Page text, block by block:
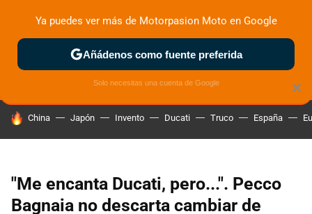
ZONA DE PRUEBAS DEPORTIVAS MOTOS ELÉCTRICAS
HOY SE HABLA DE
China Japón Invento Ducati Truco España
"Me encanta Ducati, pero...". Pecco
Bagnaia no descarta cambiar de
×
Ya puedes ver más de Motorpasion Moto en Google
Añádenos como fuente preferida
Solo necesitas una cuenta de Google